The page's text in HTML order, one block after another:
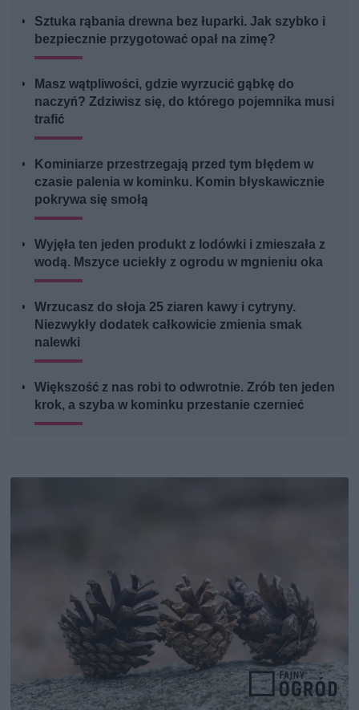
Sztuka rąbania drewna bez łuparki. Jak szybko i
bezpiecznie przygotować opał na zimę?
Masz wątpliwości, gdzie wyrzucić gąbkę do
naczyń? Zdziwisz się, do którego pojemnika musi
trafić
Kominiarze przestrzegają przed tym błędem w
czasie palenia w kominku. Komin błyskawicznie
pokrywa się smołą
Wyjęła ten jeden produkt z lodówki i zmieszała z
wodą. Mszyce uciekły z ogrodu w mgnieniu oka
Wrzucasz do słoja 25 ziaren kawy i cytryny.
Niezwykły dodatek całkowicie zmienia smak
nalewki
Większość z nas robi to odwrotnie. Zrób ten jeden
krok, a szyba w kominku przestanie czernieć